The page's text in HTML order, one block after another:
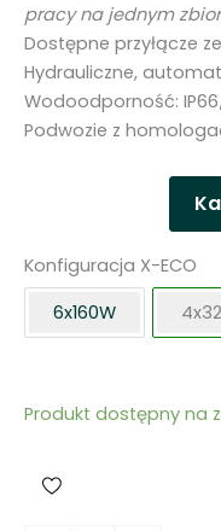
pracy na jednym
Dostępne przyłącze
Hydrauliczne,
Wodoodporność:
Podwozie z
Konfiguracja X-ECO
6x160W
Produkt dostępny na